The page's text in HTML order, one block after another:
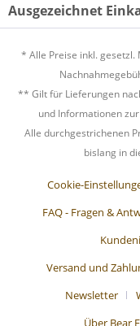
Ausgezeichnet
* Alle Preise inkl.
** Gilt für Lieferungen
und Informationen
Alle durchgestrichenen
bislang in
Cookie-
FAQ - Fragen &
Versand und
Newsletter
Über Bear